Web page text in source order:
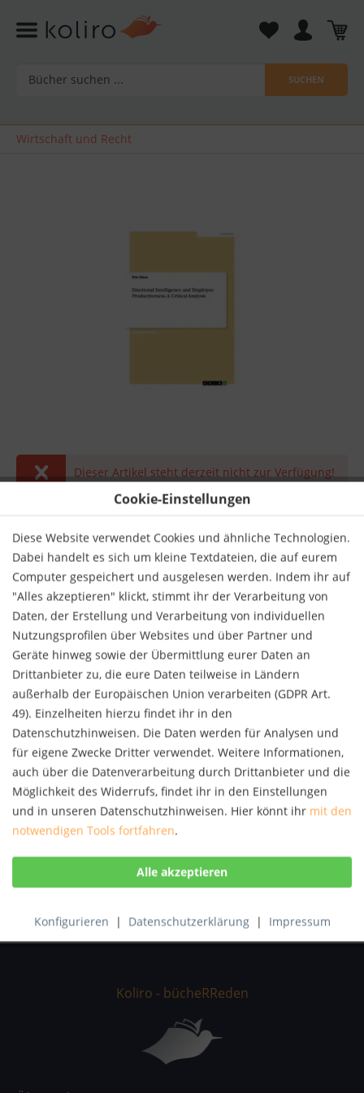
SUCHEN
Wirtschaft und Recht
Cookie-Einstellungen
Diese Website verwendet Cookies und ähnliche Technologien.
Dabei handelt es sich um kleine Textdateien, die auf eurem
Computer gespeichert und ausgelesen werden. Indem ihr auf
"Alles akzeptieren" klickt, stimmt ihr der Verarbeitung von
Daten, der Erstellung und Verarbeitung von individuellen
Nutzungsprofilen über Websites und über Partner und
Geräte hinweg sowie der Übermittlung eurer Daten an
Drittanbieter zu, die eure Daten teilweise in Ländern
außerhalb der Europäischen Union verarbeiten (GDPR Art.
49). Einzelheiten hierzu findet ihr in den
Datenschutzhinweisen. Die Daten werden für Analysen und
für eigene Zwecke Dritter verwendet. Weitere Informationen,
auch über die Datenverarbeitung durch Drittanbieter und die
Möglichkeit des Widerrufs, findet ihr in den Einstellungen
und in unseren Datenschutzhinweisen. Hier könnt ihr mit den
notwendigen Tools fortfahren.
Konfigurieren | Datenschutzerklärung | Impressum
Dieser Artikel steht derzeit nicht zur Verfügung!
inkl. MwSt. zzgl. Versandkosten
Derzeit nicht lieferbar.
Merken Bewerten
Verlag:
GRIN Verlag
Autor:
Eric Sisco
Artikel-Nr.:
KNV57259954
ISBN:
9783668180970
Beschreibung
Research Paper (postgraduate) from the year 2015 in the
subject Business economics - Business...mehr
Bewertungen lesen, schreiben und diskutieren...mehr
Koliro - bücheRReden